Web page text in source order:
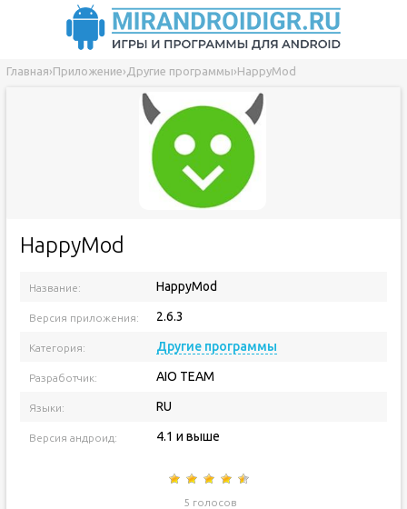
Главная›Приложение› Другие программы›HappyMod
HappyMod
Название: HappyMod
Версия приложения: 2.6.3
Категория: Другие программы
Разработчик: AIO TEAM
Языки: RU
Версия андроид: 4.1 и выше
5 голосов